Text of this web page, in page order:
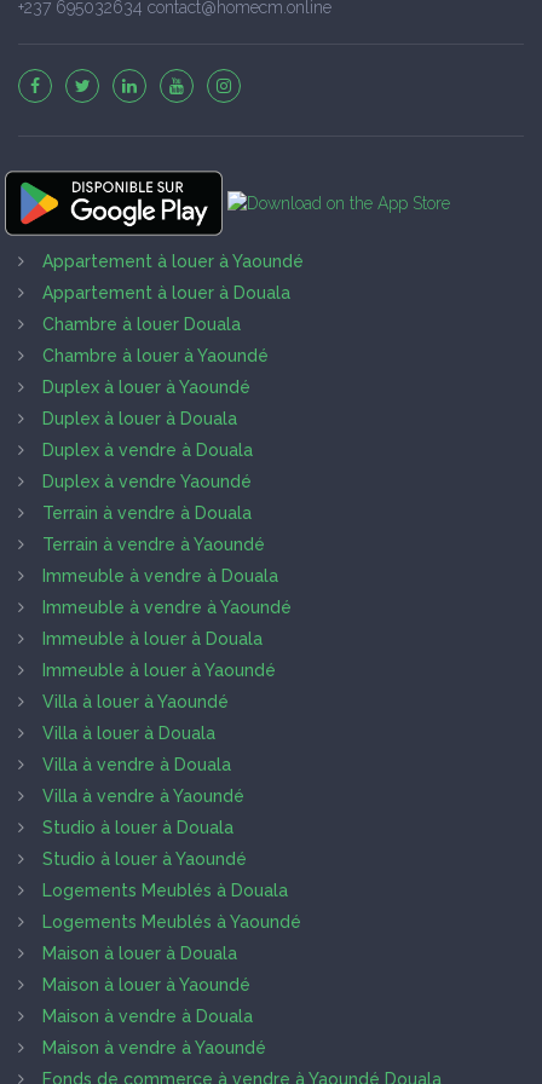
+237 695032634 contact@homecm.online
Appartement à louer à Yaoundé
Appartement à louer à Douala
Chambre à louer Douala
Chambre à louer à Yaoundé
Duplex à louer à Yaoundé
Duplex à louer à Douala
Duplex à vendre à Douala
Duplex à vendre Yaoundé
Terrain à vendre à Douala
Terrain à vendre à Yaoundé
Immeuble à vendre à Douala
Immeuble à vendre à Yaoundé
Immeuble à louer à Douala
Immeuble à louer à Yaoundé
Villa à louer à Yaoundé
Villa à louer à Douala
Villa à vendre à Douala
Villa à vendre à Yaoundé
Studio à louer à Douala
Studio à louer à Yaoundé
Logements Meublés à Douala
Logements Meublés à Yaoundé
Maison à louer à Douala
Maison à louer à Yaoundé
Maison à vendre à Douala
Maison à vendre à Yaoundé
Fonds de commerce à vendre à Yaoundé Douala